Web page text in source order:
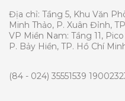
Địa chỉ: Tầng 5, Khu Văn
Minh Thảo, P. Xuân Đỉnh,
VP Miền Nam: Tầng 11,
P. Bảy Hiền, TP. Hồ Chí
(84 - 024) 35551539